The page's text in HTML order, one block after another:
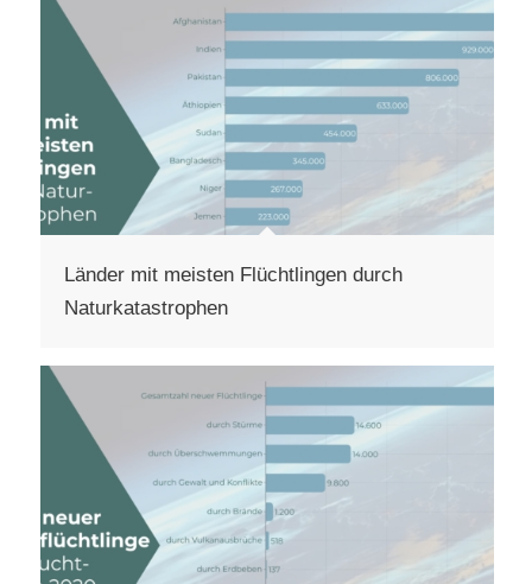
Länder mit meisten Flüchtlingen durch
Naturkatastrophen